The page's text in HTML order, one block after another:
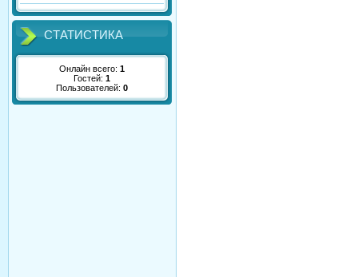
СТАТИСТИКА
Онлайн всего: 1
Гостей: 1
Пользователей: 0